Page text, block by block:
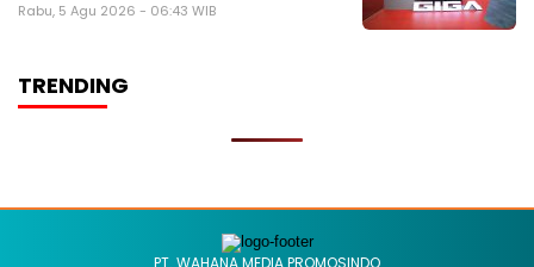
Rabu, 5 Agu 2026 - 06:43 WIB
TRENDING